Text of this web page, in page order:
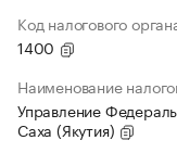
Код налогового
1400
Наименование
Управление
Саха (Якутия)